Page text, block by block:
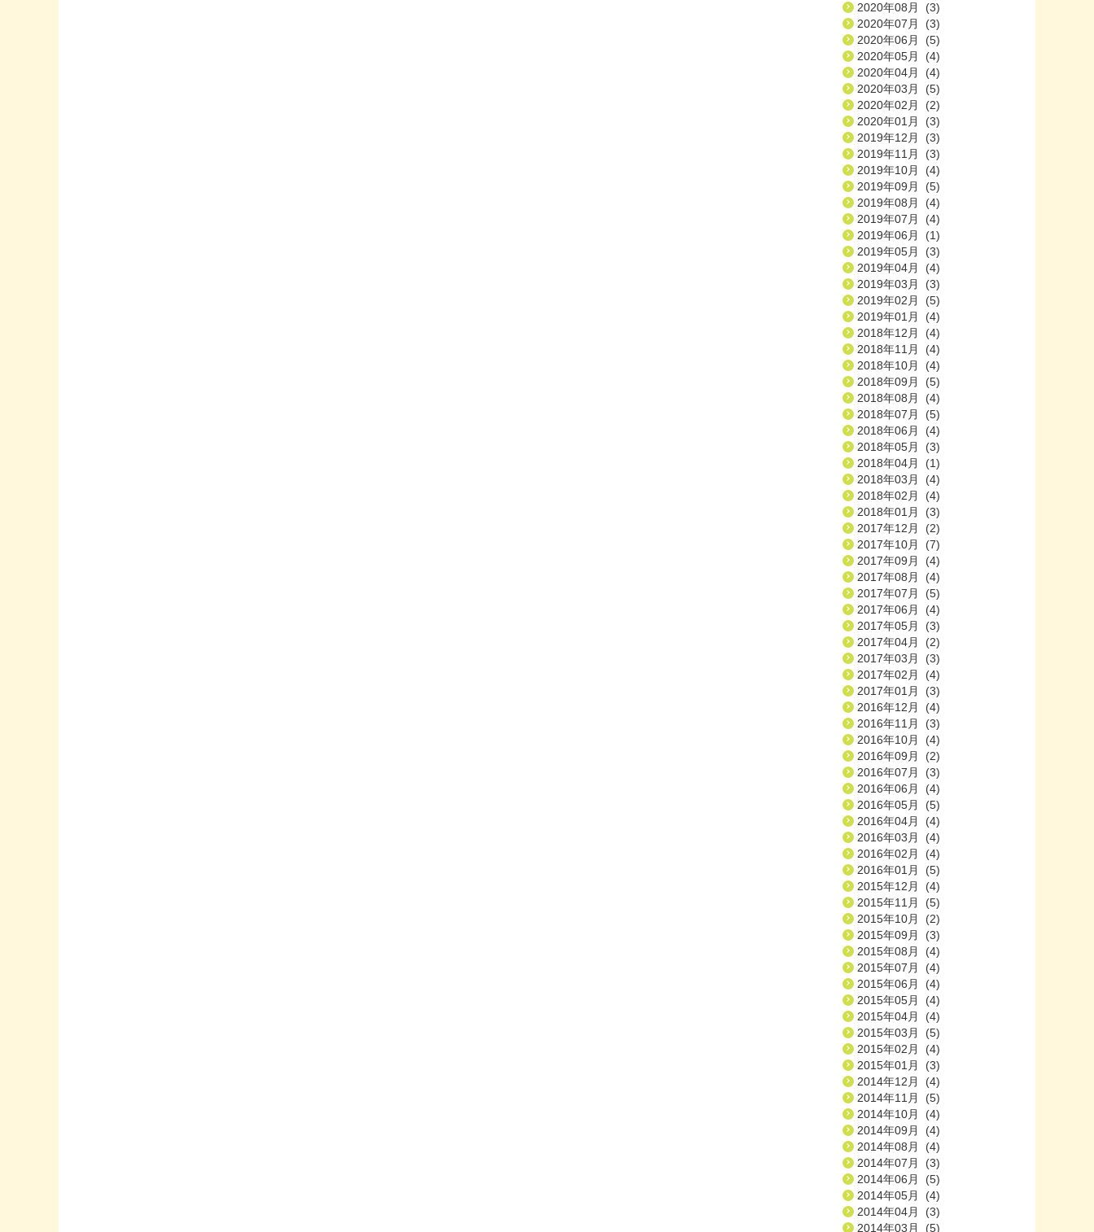
2020年08月 (3)
2020年07月 (3)
2020年06月 (5)
2020年05月 (4)
2020年04月 (4)
2020年03月 (5)
2020年02月 (2)
2020年01月 (3)
2019年12月 (3)
2019年11月 (3)
2019年10月 (4)
2019年09月 (5)
2019年08月 (4)
2019年07月 (4)
2019年06月 (1)
2019年05月 (3)
2019年04月 (4)
2019年03月 (3)
2019年02月 (5)
2019年01月 (4)
2018年12月 (4)
2018年11月 (4)
2018年10月 (4)
2018年09月 (5)
2018年08月 (4)
2018年07月 (5)
2018年06月 (4)
2018年05月 (3)
2018年04月 (1)
2018年03月 (4)
2018年02月 (4)
2018年01月 (3)
2017年12月 (2)
2017年10月 (7)
2017年09月 (4)
2017年08月 (4)
2017年07月 (5)
2017年06月 (4)
2017年05月 (3)
2017年04月 (2)
2017年03月 (3)
2017年02月 (4)
2017年01月 (3)
2016年12月 (4)
2016年11月 (3)
2016年10月 (4)
2016年09月 (2)
2016年07月 (3)
2016年06月 (4)
2016年05月 (5)
2016年04月 (4)
2016年03月 (4)
2016年02月 (4)
2016年01月 (5)
2015年12月 (4)
2015年11月 (5)
2015年10月 (2)
2015年09月 (3)
2015年08月 (4)
2015年07月 (4)
2015年06月 (4)
2015年05月 (4)
2015年04月 (4)
2015年03月 (5)
2015年02月 (4)
2015年01月 (3)
2014年12月 (4)
2014年11月 (5)
2014年10月 (4)
2014年09月 (4)
2014年08月 (4)
2014年07月 (3)
2014年06月 (5)
2014年05月 (4)
2014年04月 (3)
2014年03月 (5)